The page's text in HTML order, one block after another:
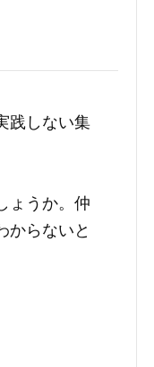
践しない集
ょうか。仲
からないと